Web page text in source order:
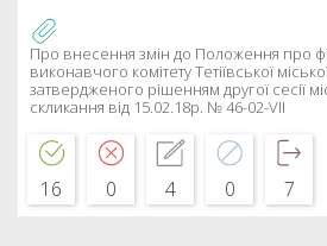
Про внесення змін до Положення про
виконавчого комітету Тетіївської
затвердженого рішенням другої сесії
скликання від 15.02.18р. № 46-02-VII
16 0 4 0 7